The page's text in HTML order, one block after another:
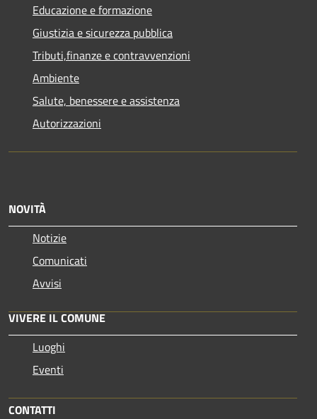
Educazione e formazione
Giustizia e sicurezza pubblica
Tributi,finanze e contravvenzioni
Ambiente
Salute, benessere e assistenza
Autorizzazioni
NOVITÀ
Notizie
Comunicati
Avvisi
VIVERE IL COMUNE
Luoghi
Eventi
CONTATTI